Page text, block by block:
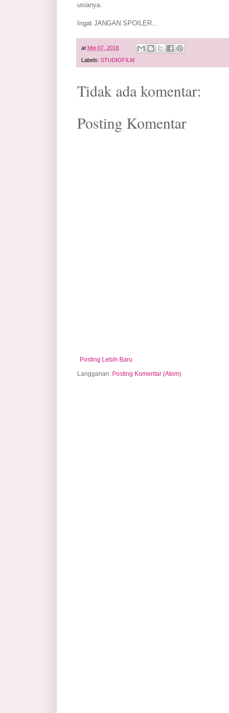
usianya.
Ingat JANGAN SPOILER...
at Mei 07, 2018
Labels: STUDIOFILM
Tidak ada komentar:
Posting Komentar
Posting Lebih Baru
Langganan: Posting Komentar (Atom)